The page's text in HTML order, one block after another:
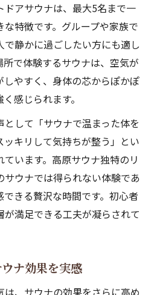
下段はどちらが熱いか
るサウナ体験の違いとは
む温熱効果の仕組み
と体への影響を徹底解説
ウナ座る場所の探し方
の選び方と注意ポイント
めの最適な座る位置とは
活かす効果的な入り方
合うサウナ座る場所を解説
マナーと場所選びのコツ
アサウナは、最大5名まで一
特徴です。グループや家族で
静かに過ごしたい方にも適し
で体験するサウナは、空気が
やすく、身体の芯からぽかぽ
感じられます。
して「サウナで温まった体を
キリして気持ちが整う」とい
います。高原サウナ独特のリ
サウナでは得られない体験であ
きる贅沢な時間です。初心者
満足できる工夫が凝らされて
ナ効果を実感
、サウナの効果をさらに高め